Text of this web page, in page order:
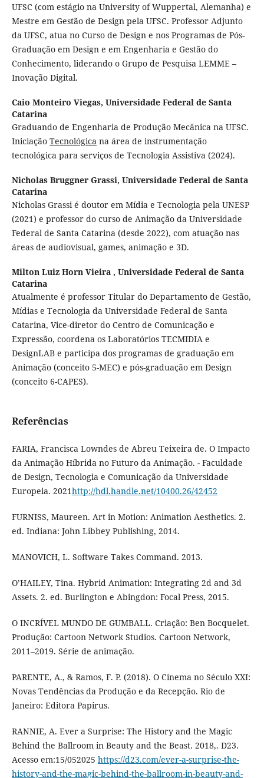
UFSC (com estágio na University of Wuppertal, Alemanha) e
Mestre em Gestão de Design pela UFSC. Professor Adjunto
da UFSC, atua no Curso de Design e nos Programas de Pós-
Graduação em Design e em Engenharia e Gestão do
Conhecimento, liderando o Grupo de Pesquisa LEMME –
Inovação Digital.
Caio Monteiro Viegas, Universidade Federal de Santa
Catarina
Graduando de Engenharia de Produção Mecânica na UFSC.
Iniciação Tecnológicana área de instrumentação
tecnológica para serviços de Tecnologia Assistiva (2024).
Nicholas Bruggner Grassi, Universidade Federal de Santa
Catarina
Nicholas Grassi é doutor em Mídia e Tecnologia pela UNESP
(2021) e professor do curso de Animação da Universidade
Federal de Santa Catarina (desde 2022), com atuação nas
áreas de audiovisual, games, animação e 3D.
Milton Luiz Horn Vieira , Universidade Federal de Santa
Catarina
Atualmente é professor Titular do Departamento de Gestão,
Mídias e Tecnologia da Universidade Federal de Santa
Catarina, Vice-diretor do Centro de Comunicação e
Expressão, coordena os Laboratórios TECMIDIA e
DesignLAB e participa dos programas de graduação em
Animação (conceito 5-MEC) e pós-graduação em Design
(conceito 6-CAPES).
Referências
FARIA, Francisca Lowndes de Abreu Teixeira de. O Impacto
da Animação Híbrida no Futuro da Animação. - Faculdade
de Design, Tecnologia e Comunicação da Universidade
Europeia. 2021http://hdl.handle.net/10400.26/42452
FURNISS, Maureen. Art in Motion: Animation Aesthetics. 2.
ed. Indiana: John Libbey Publishing, 2014.
MANOVICH, L. Software Takes Command. 2013.
O’HAILEY, Tina. Hybrid Animation: Integrating 2d and 3d
Assets. 2. ed. Burlington e Abingdon: Focal Press, 2015.
O INCRÍVEL MUNDO DE GUMBALL. Criação: Ben Bocquelet.
Produção: Cartoon Network Studios. Cartoon Network,
2011–2019. Série de animação.
PARENTE, A., & Ramos, F. P. (2018). O Cinema no Século XXI:
Novas Tendências da Produção e da Recepção. Rio de
Janeiro: Editora Papirus.
RANNIE, A. Ever a Surprise: The History and the Magic
Behind the Ballroom in Beauty and the Beast. 2018,. D23.
Acesso em:15/052025 https://d23.com/ever-a-surprise-the-
history-and-the-magic-behind-the-ballroom-in-beauty-and-